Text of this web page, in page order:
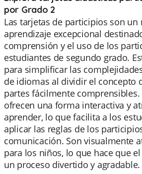
por Grado 2
Las tarjetas de participios son un
aprendizaje excepcional
comprensión y el uso de los
estudiantes de segundo grado.
para simplificar las
de idiomas al dividir el concepto
partes fácilmente comprensibles.
ofrecen una forma interactiva y
aprender, lo que facilita a los
aplicar las reglas de los
comunicación. Son visualmente
para los niños, lo que hace que
un proceso divertido y agradable.